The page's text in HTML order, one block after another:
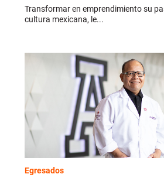
Transformar en emprendimiento su
cultura mexicana, le...
Egresados